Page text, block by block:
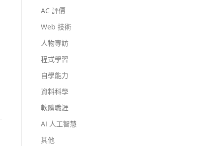
AC 評價
Web 技術
人物專訪
程式學習
自學能力
資料科學
軟體職涯
AI 人工智慧
其他